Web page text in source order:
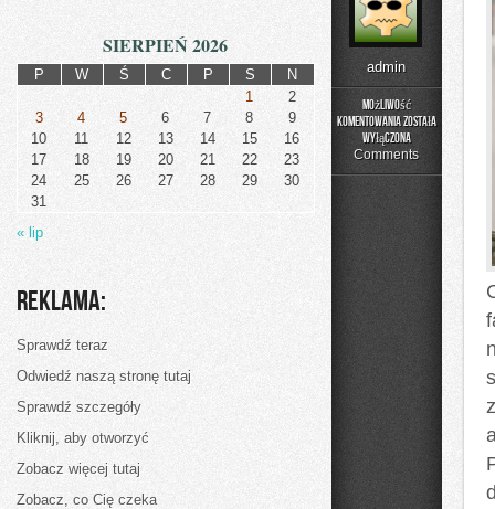
admin
Możliwość
komentowania
Motoryzacja
stwarza
nam
codziennego
została
wyłączona
Comments
SIERPIEŃ 2026
P W Ś C P S
N
1
2
3
4 5 6 7 8
9
10
11 12 13 14 15
16
17
18 19 20 21 22
23
24
25 26 27 28 29
30
31
« lip
Reklama:
Sprawdź teraz
Odwiedź naszą stronę tutaj
Sprawdź szczegóły
Kliknij, aby otworzyć
Zobacz więcej tutaj
Zobacz, co Cię czeka